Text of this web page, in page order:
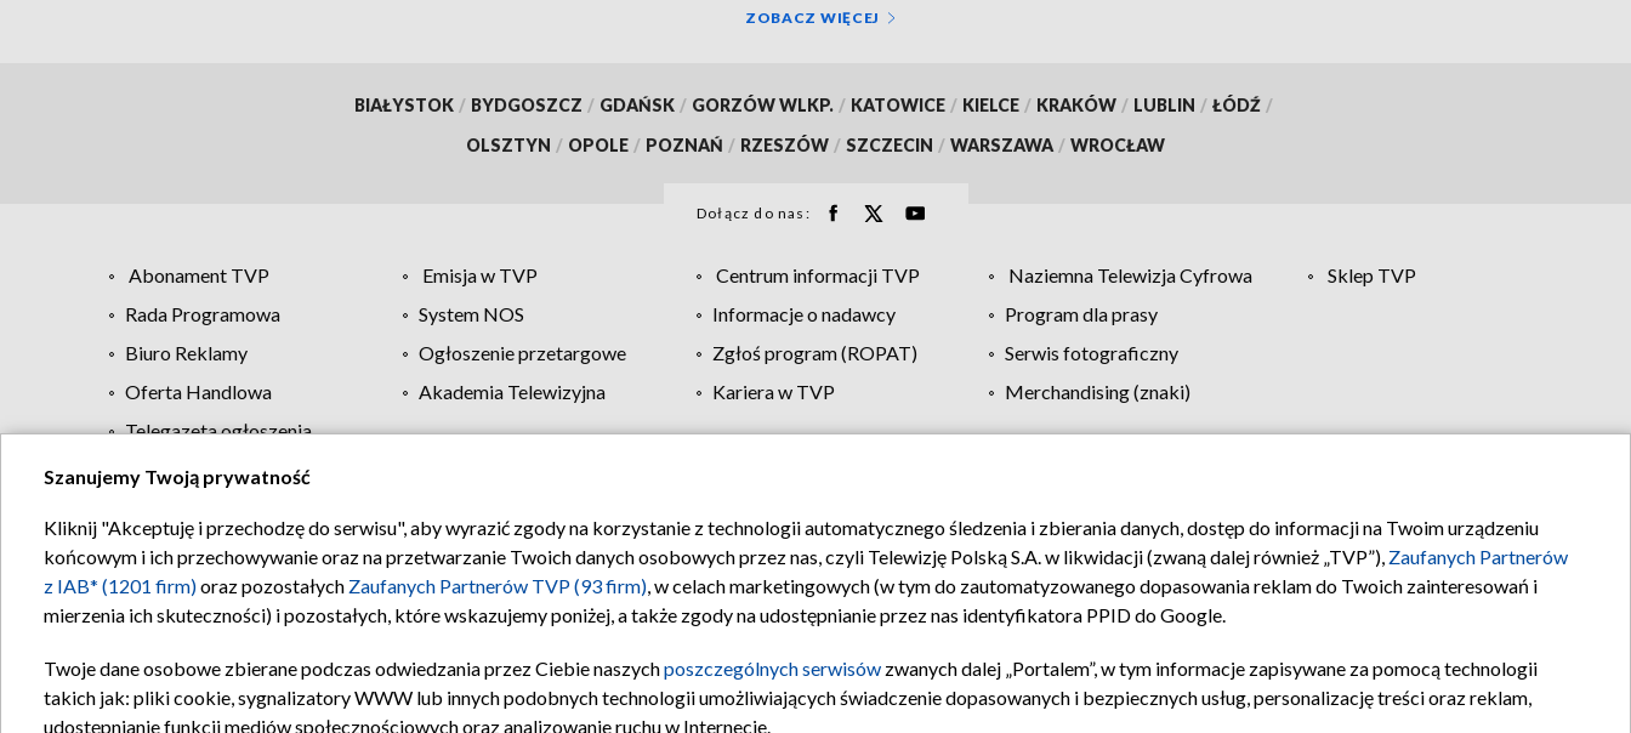
ZOBACZ WIĘCEJ
BIAŁYSTOK / BYDGOSZCZ / GDAŃSK / GORZÓW WLKP. / KATOWICE / KIELCE / KRAKÓW / LUBLIN / ŁÓDŹ /
OLSZTYN / OPOLE / POZNAŃ / RZESZÓW / SZCZECIN / WARSZAWA / WROCŁAW
Dołącz do nas:
Abonament TVP Emisja w TVP Centrum informacji TVP Naziemna Telewizja Cyfrowa
Sklep TVP
Rada Programowa
System NOS Informacje o nadawcy
Program dla prasy
Biuro Reklamy
Ogłoszenie przetargowe Zgłoś program (ROPAT)
Serwis fotograficzny
Oferta Handlowa
Akademia Telewizyjna Kariera w TVP
Merchandising (znaki)
Telegazeta ogłoszenia
Regulamin TVP Polityka prywatności Moje zgody Pomoc Biuro reklamy Kontakt
Szanujemy Twoją prywatność
Kliknij "Akceptuję i przechodzę do serwisu", aby wyrazić zgody na korzystanie z technologii automatycznego śledzenia i zbierania danych, dostęp do informacji na Twoim urządzeniu
końcowym i ich przechowywanie oraz na przetwarzanie Twoich danych osobowych przez nas, czyli Telewizję Polską S.A. w likwidacji (zwaną dalej również „TVP”), Zaufanych Partnerów
z IAB* (1201 firm)oraz pozostałych Zaufanych Partnerów TVP (93 firm), w celach marketingowych (w tym do zautomatyzowanego dopasowania reklam do Twoich zainteresowań i
mierzenia ich skuteczności) i pozostałych, które wskazujemy poniżej, a także zgody na udostępnianie przez nas identyfikatora PPID do Google.
Twoje dane osobowe zbierane podczas odwiedzania przez Ciebie naszychposzczególnych serwisów zwanych dalej „Portalem”, w tym informacje zapisywane za pomocą technologii
takich jak: pliki cookie, sygnalizatory WWW lub innych podobnych technologii umożliwiających świadczenie dopasowanych i bezpiecznych usług, personalizację treści oraz reklam,
udostępnianie funkcji mediów społecznościowych oraz analizowanie ruchu w Internecie.